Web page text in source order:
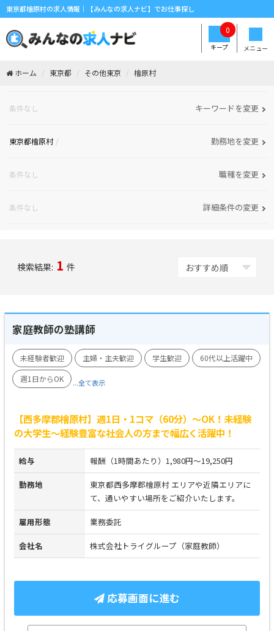
東京都檜原村の求人情報｜【みんなの求人ナビ】でお仕事探し
メニュー
キープ
0
ホーム 東京都 その他東京 檜原村
条件なし キーワードを変更
東京都檜原村 勤務地を変更
条件なし 職種を変更
条件なし 詳細条件の変更
検索結果: 1 件
家庭教師の塾講師
未経験者歓迎 主婦・主夫歓迎 学生歓迎
60代以上活躍中
週1日からOK
...全て表示
【西多摩郡檜原村】週1日・1コマ（60分）～OK！未経験
の大学生～経験豊富な社会人の方まで幅広く活躍中！
給与 報酬（1時間あたり）1,980円～19,250円
勤務地
東京都西多摩郡檜原村 エリアや近隣エリアに
て、通いやすい場所をご紹介いたします。
雇用形態 業務委託
会社名 株式会社トライグループ（家庭教師）
応募画面に進む